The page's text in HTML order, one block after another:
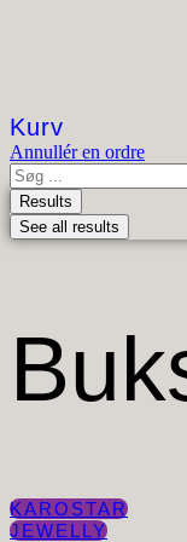
Kurv
Annullér en ordre
Search
...Results
See all results
KAROSTAR
JEWELLY